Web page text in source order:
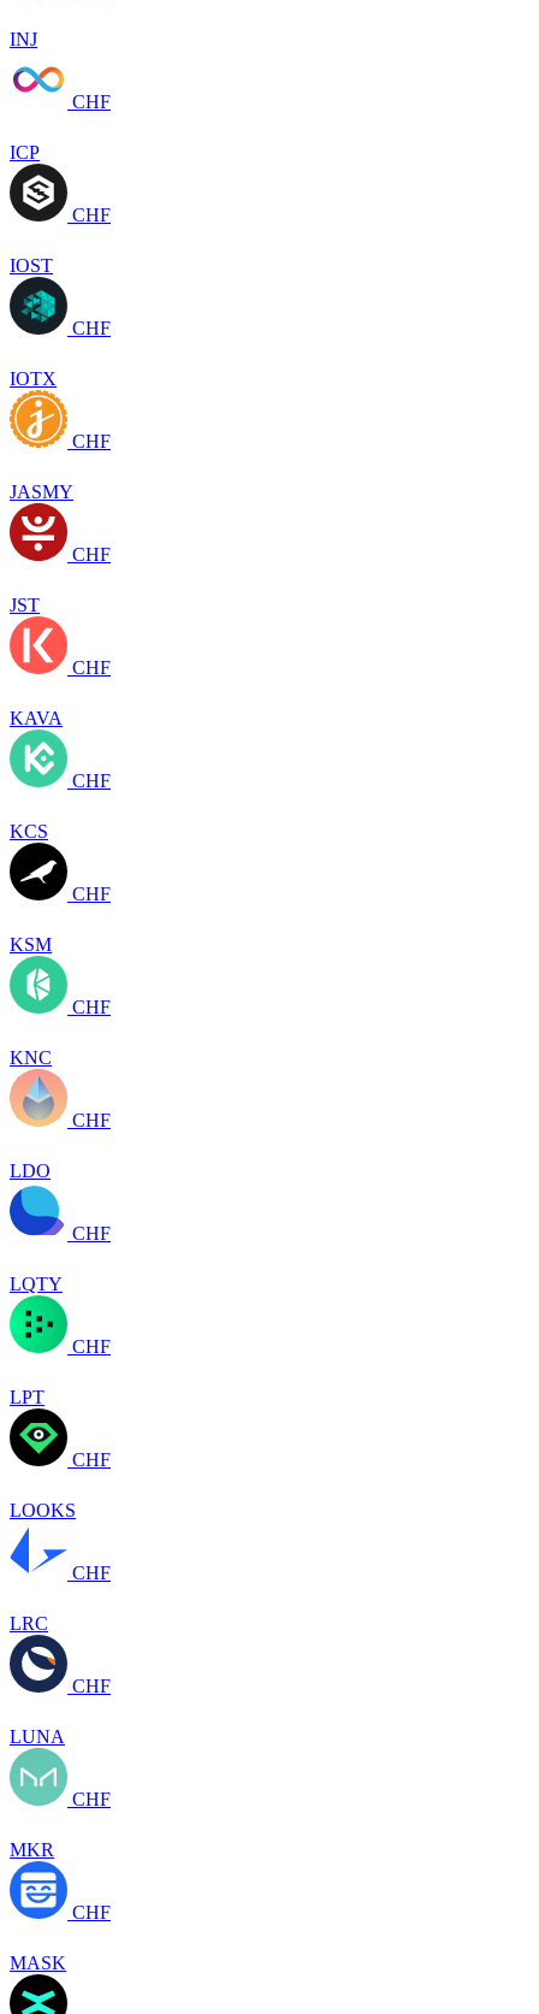
INJ
CHF
ICP
CHF
IOST
CHF
IOTX
CHF
JASMY
CHF
JST
CHF
KAVA
CHF
KCS
CHF
KSM
CHF
KNC
CHF
LDO
CHF
LQTY
CHF
LPT
CHF
LOOKS
CHF
LRC
CHF
LUNA
CHF
MKR
CHF
MASK